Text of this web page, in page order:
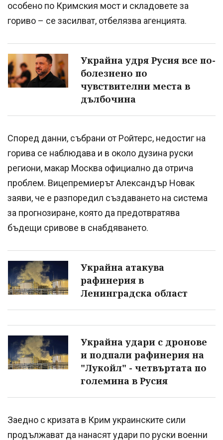
особено по Кримския мост и складовете за
гориво – се засилват, отбелязва агенцията.
Украйна удря Русия все по-
болезнено по
чувствителни места в
дълбочина
Според данни, събрани от Ройтерс, недостиг на
горива се наблюдава и в около дузина руски
региони, макар Москва официално да отрича
проблем. Вицепремиерът Александър Новак
заяви, че е разпоредил създаването на система
за прогнозиране, която да предотвратява
бъдещи сривове в снабдяването.
Украйна атакува
рафинерия в
Ленинградска област
Украйна удари с дронове
и подпали рафинерия на
"Лукойл" - четвъртата по
големина в Русия
Заедно с кризата в Крим украинските сили
продължават да нанасят удари по руски военни